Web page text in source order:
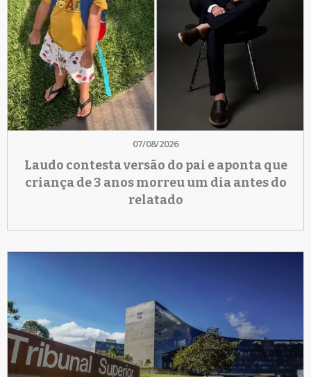
07/08/2026
Laudo contesta versão do pai e aponta que
criança de 3 anos morreu um dia antes do
relatado